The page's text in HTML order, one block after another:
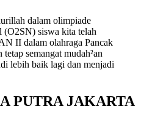
dalam olimpiade
(O2SN) siswa kita telah
II dalam olahraga Pancak
semangat mudah²an
lebih baik lagi dan menjadi
PUTRA JAKARTA